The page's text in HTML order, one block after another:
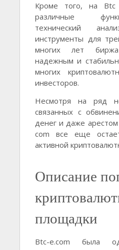
Кроме того, на
различные
технический
инструменты для
многих лет
надежным и
многих
инвесторов.
Несмотря на ряд
связанных с
денег и даже
com все еще
активной
Описание
площадки
Btc-e.com была